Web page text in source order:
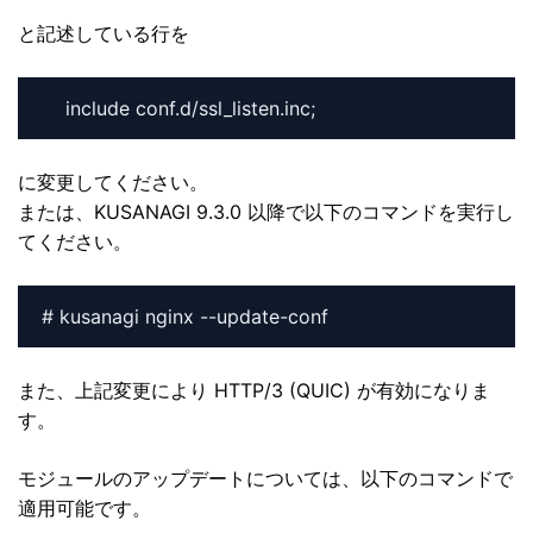
と記述している行を
に変更してください。
または、KUSANAGI 9.3.0 以降で以下のコマンドを実行し
てください。
# kusanagi nginx --update-conf
また、上記変更により HTTP/3 (QUIC) が有効になりま
す。
モジュールのアップデートについては、以下のコマンドで
適用可能です。